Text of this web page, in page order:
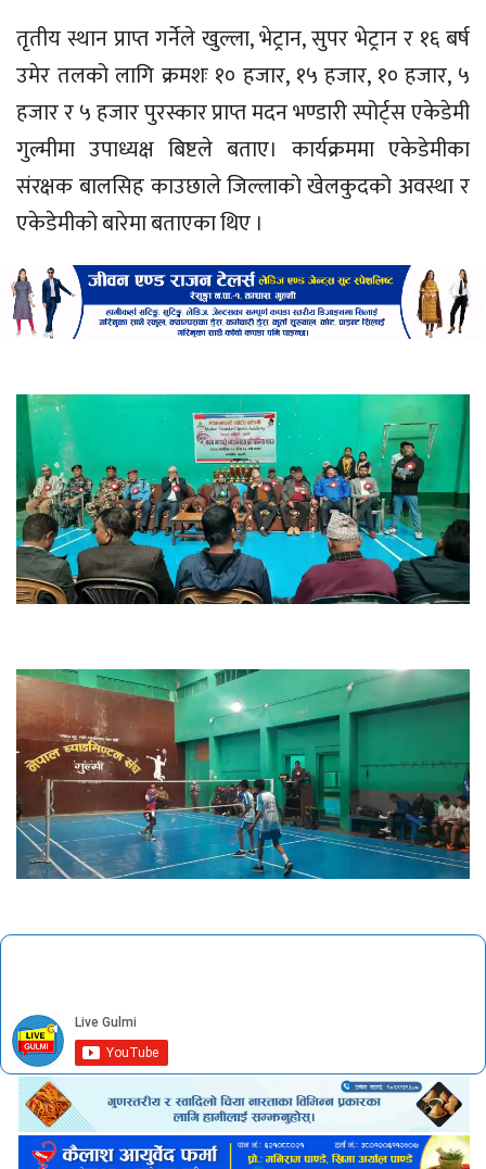
तृतीय स्थान प्राप्त गर्नेले खुल्ला, भेट्रान, सुपर भेट्रान र १६ बर्ष
उमेर तलको लागि क्रमशः १० हजार, १५ हजार, १० हजार, ५
हजार र ५ हजार पुरस्कार प्राप्त मदन भण्डारी स्पोर्ट्स एकेडेमी
गुल्मीमा उपाध्यक्ष बिष्टले बताए। कार्यक्रममा एकेडेमीका
संरक्षक बालसिह काउछाले जिल्लाको खेलकुदको अवस्था र
एकेडेमीको बारेमा बताएका थिए ।